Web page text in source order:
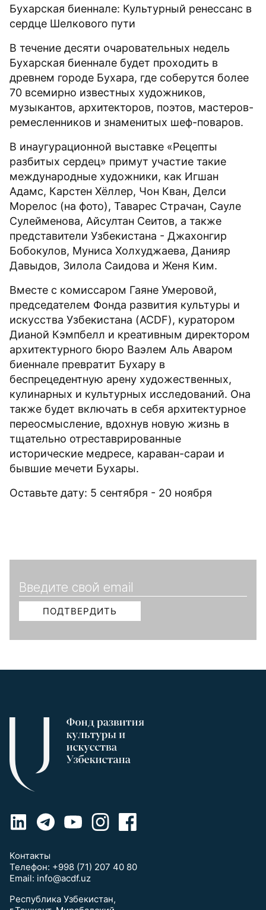
Бухарская биеннале: Культурный ренессанс в
сердце Шелкового пути
В течение десяти очаровательных недель
Бухарская биеннале будет проходить в
древнем городе Бухара, где соберутся более
70 всемирно известных художников,
музыкантов, архитекторов, поэтов, мастеров-
ремесленников и знаменитых шеф-поваров.
В инаугурационной выставке «Рецепты
разбитых сердец» примут участие такие
международные художники, как Игшан
Адамс, Карстен Хёллер, Чон Кван, Делси
Морелос (на фото), Таварес Страчан, Сауле
Сулейменова, Айсултан Сеитов, а также
представители Узбекистана - Джахонгир
Бобокулов, Муниса Холхуджаева, Данияр
Давыдов, Зилола Саидова и Женя Ким.
Вместе с комиссаром Гаяне Умеровой,
председателем Фонда развития культуры и
искусства Узбекистана (ACDF), куратором
Дианой Кэмпбелл и креативным директором
архитектурного бюро Ваэлем Аль Аваром
биеннале превратит Бухару в
беспрецедентную арену художественных,
кулинарных и культурных исследований. Она
также будет включать в себя архитектурное
переосмысление, вдохнув новую жизнь в
тщательно отреставрированные
исторические медресе, караван-сараи и
бывшие мечети Бухары.
Оставьте дату: 5 сентября - 20 ноября
Контакты
Телефон: +998 (71) 207 40 80
Email: info@acdf.uz
Республика Узбекистан,